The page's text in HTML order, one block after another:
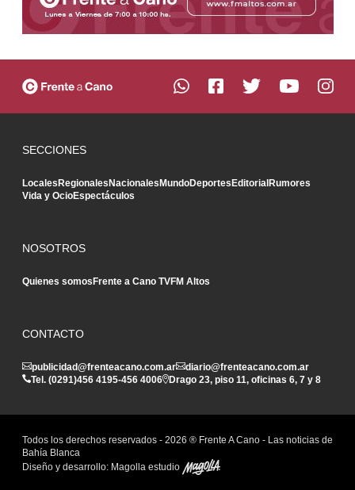
SECCIONES
LocalesRegionalesNacionalesMundoDeportesEditorialRumores
Vida y OcioEspectáculos
NOSOTROS
Quienes somosFrente a Cano TVFM Altos
CONTACTO
publicidad@frenteacano.com.ar
diario@frenteacano.com.ar
Tel. (0291)456 4195-456 4006 Drago 23, piso 11, oficinas 6, 7 y 8
Todos los derechos reservados - 2026 ® Frente A Cano - Las noticias de
Bahía Blanca
Diseño y desarrollo: Magolla estudio